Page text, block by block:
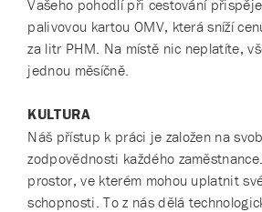
Vašeho pohodlí při cestování
palivovou kartou OMV, která sníží
za litr PHM. Na místě nic neplatíte,
jednou měsíčně.
KULTURA
Náš přístup k práci je založen na
zodpovědnosti každého
prostor, ve kterém mohou uplatnit
schopnosti. To z nás dělá